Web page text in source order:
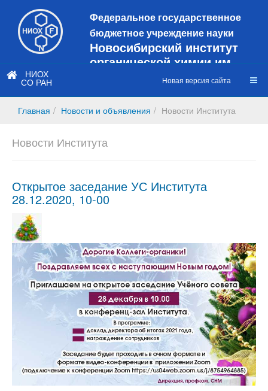
Федеральное государственное
бюджетное учреждение науки
Новосибирский институт
органической химии им.
Н.Н. Ворожцова
сайт
НИОХ
СО РАН Новая версия сайта
Главная Новости и объявления Новости Института
Новости Института
Открытое заседание УС Института
28.12.2020, 10-00